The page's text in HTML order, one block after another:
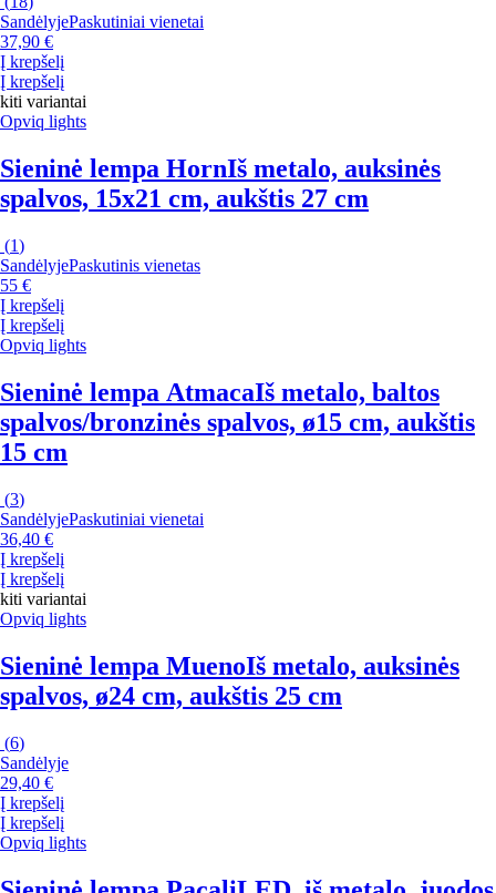
SandėlyjePaskutiniai vienetai
37,90 €
Į krepšelį
Į krepšelį
kiti variantai
Opviq lights
Sieninė lempa HornIš metalo, auksinės
spalvos, 15x21 cm, aukštis 27 cm
(1)
SandėlyjePaskutinis vienetas
55 €
Į krepšelį
Į krepšelį
Opviq lights
Sieninė lempa AtmacaIš metalo, baltos
spalvos/bronzinės spalvos, ø15 cm, aukštis
15 cm
(3)
SandėlyjePaskutiniai vienetai
36,40 €
Į krepšelį
Į krepšelį
kiti variantai
Opviq lights
Sieninė lempa MuenoIš metalo, auksinės
spalvos, ø24 cm, aukštis 25 cm
(6)
Sandėlyje
29,40 €
Į krepšelį
Į krepšelį
Opviq lights